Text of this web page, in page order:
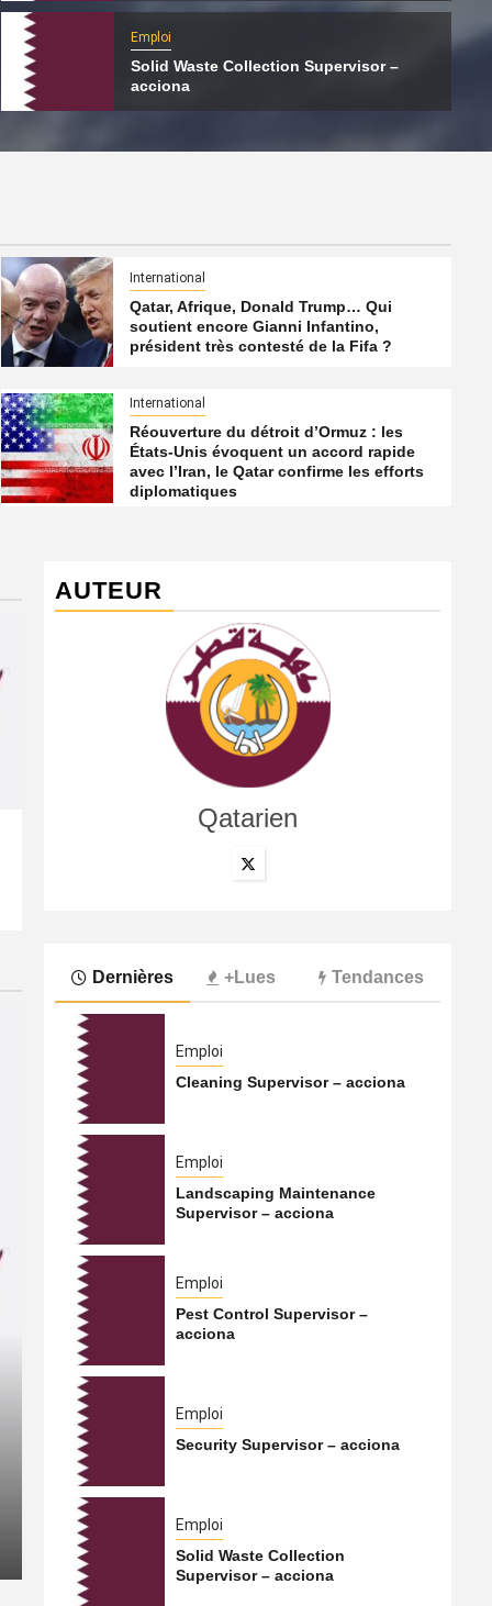
Hamas s’apprêterait à transférer ses
du Qatar vers la Turquie
5 août 2026 Qatarien
Emploi
Solid Waste Collection Supervisor –
acciona
International
Qatar, Afrique, Donald Trump… Qui
soutient encore Gianni Infantino,
président très contesté de la Fifa ?
International
Réouverture du détroit d’Ormuz : les
États-Unis évoquent un accord rapide
avec l’Iran, le Qatar confirme les efforts
diplomatiques
Le Hamas s’apprêterait à transférer ses activités du
International
Le Hamas s’apprêterait
Qatar vers la Turquie
5 août 2026 Qatarien
AUTEUR
Qatarien
Dernières +Lues Tendances
Emploi
Cleaning Supervisor – acciona
Emploi
Landscaping Maintenance
Supervisor – acciona
Emploi
Pest Control Supervisor –
acciona
Emploi
Security Supervisor – acciona
Emploi
Solid Waste Collection
Supervisor – acciona